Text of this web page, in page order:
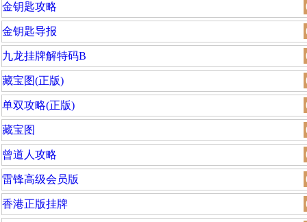
金钥匙攻略
金钥匙导报
九龙挂牌解特码B
藏宝图(正版)
单双攻略(正版)
藏宝图
曾道人攻略
雷锋高级会员版
香港正版挂牌